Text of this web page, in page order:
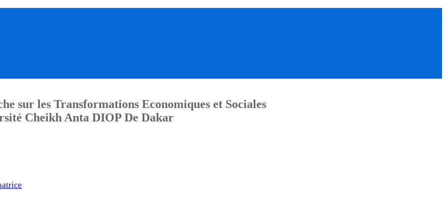
sur les Transformations Economiques et Sociales
Cheikh Anta DIOP De Dakar